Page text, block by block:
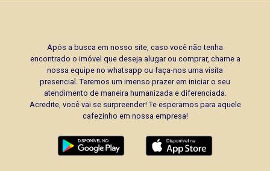
Após a busca em nosso site, caso você não tenha
encontrado o imóvel que deseja alugar ou comprar, chame a
nossa equipe no whatsapp ou faça-nos uma visita
presencial. Teremos um imenso prazer em iniciar o seu
atendimento de maneira humanizada e diferenciada.
Acredite, você vai se surpreender! Te esperamos para aquele
cafezinho em nossa empresa!